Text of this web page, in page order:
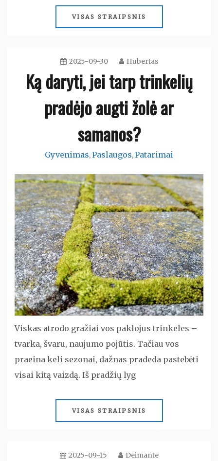
VISAS STRAIPSNIS
2025-09-30 Hubertas
Ką daryti, jei tarp trinkelių
pradėjo augti žolė ar
samanos?
Gyvenimas,Paslaugos,Patarimai
Viskas atrodo gražiai vos paklojus trinkeles –
tvarka, švaru, naujumo pojūtis. Tačiau vos
praeina keli sezonai, dažnas pradeda pastebėti
visai kitą vaizdą. Iš pradžių lyg
VISAS STRAIPSNIS
2025-09-15 Deimante